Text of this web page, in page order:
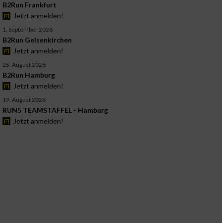
B2Run Frankfurt
Jetzt anmelden!
1. September 2026
B2Run Gelsenkirchen
Jetzt anmelden!
25. August 2026
B2Run Hamburg
Jetzt anmelden!
19. August 2026
RUN5 TEAMSTAFFEL - Hamburg
Jetzt anmelden!